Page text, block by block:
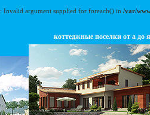
: Invalid argument supplied for foreach() in /var/
коттеджные поселки от а до я